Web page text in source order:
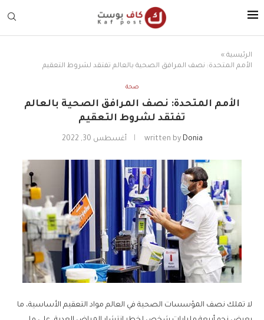
الرئيسية »
الأمم المتحدة: نصف المرافق الصحية بالعالم تفتقد لشروط التعقيم
صحة
الأمم المتحدة: نصف المرافق الصحية بالعالم
تفتقد لشروط التعقيم
written by Donia أغسطس 30, 2022
لا تملك نصف المؤسسات الصحية في العالم مواد التعقيم الأساسية، ما